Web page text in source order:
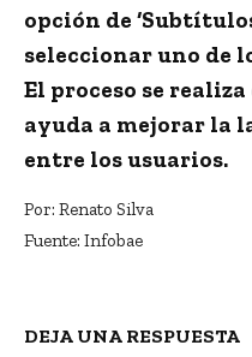
opción de
seleccionar uno de
El proceso se
ayuda a mejorar la
entre los usuarios.
Por: Renato Silva
Fuente: Infobae
DEJA UNA RESPUESTA